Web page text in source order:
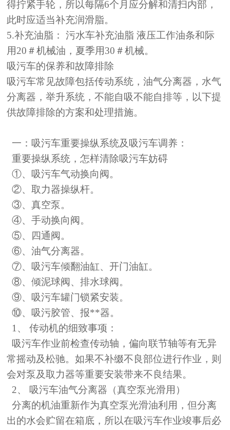
得拧紧手轮，所以每隔6个月应分解和清扫内部，
此时应适当补充润滑脂。
5.补充油脂： 污水车补充油脂 液压工作油条和际
用20＃机械油，夏季用30＃机械。
吸污车的保养和故障排除
吸污车常见故障包括传动系统，油气分离器，水气
分离器，举升系统，不能自吸不能自排等，以下提
供故障排除的方案和处理措施。
一： 吸污车重要操纵系统及吸污车调养：
重要操纵系统，怎样清除吸污车妨碍
①、吸污车气动换向阀。
②、取力器操纵杆。
③、真空泵。
④、手动换向阀。
⑤、四通阀。
⑥、油气分离器。
⑦、吸污车倾翻油缸、开门油缸。
⑧、倾泥球阀、排水球阀。
⑨、吸污车罐门锁紧安装。
⑩、吸污胶管、报**器。
1、 传动机的细致事项：
吸污车作业前检查传动轴，偏向联节轴等有无异
常摇动及松驰。如果不补缀不良部位进行作业，则
会对泵及取力器等重要安装带来不良结果。
2、 吸污车油气分离器（真空泵光滑用）
分离的机油重新作为真空泵光滑油利用，但分离
出的水会贮留在箱底，所以在吸污车作业竣事后必